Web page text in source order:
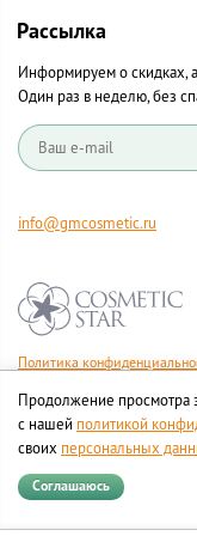
Рассылка
Информируем о скидках,
Один раз в неделю, без
Политика
Согласие на обработку
info@gmcosmetic.ru
© Все права на товарные
Продолжение просмотра
с нашей политикой
своих персональных
Соглашаюсь